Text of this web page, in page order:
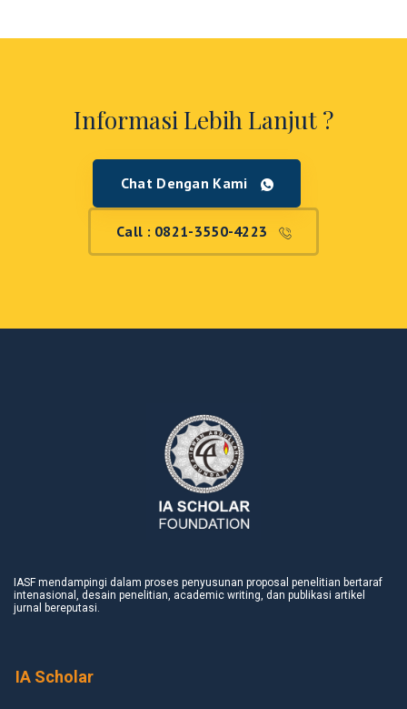
Informasi Lebih Lanjut ?
Chat Dengan Kami
Call : 0821-3550-4223
IASF mendampingi dalam proses penyusunan proposal penelitian bertaraf
intenasional, desain penelitian, academic writing, dan publikasi artikel
jurnal bereputasi.
IA Scholar